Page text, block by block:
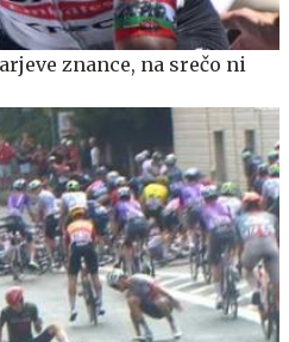
znance, na srečo ni